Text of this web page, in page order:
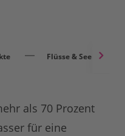
Flüsse & Seen
als 70 Prozent
für eine